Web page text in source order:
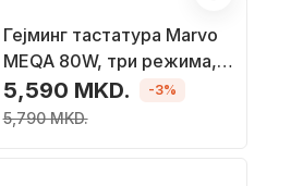
Гејминг тастатура Marvo
MEQA 80W, три режима,
механичка, RGB
5,590 MKD.
5,790 MKD.
-3%